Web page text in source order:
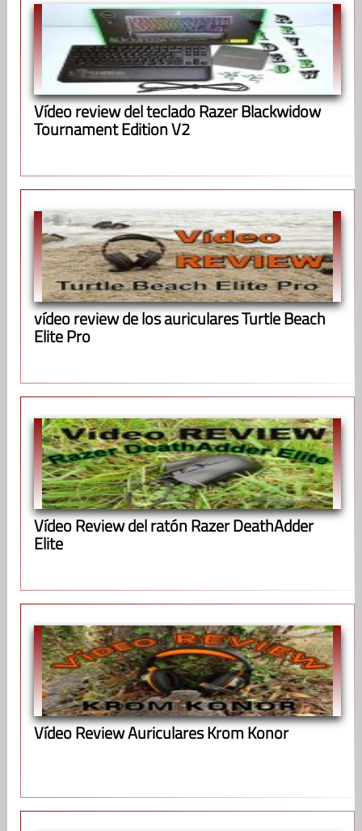
Vídeo review del teclado Razer Blackwidow
Tournament Edition V2
vídeo review de los auriculares Turtle Beach
Elite Pro
Vídeo Review del ratón Razer DeathAdder
Elite
Vídeo Review Auriculares Krom Konor